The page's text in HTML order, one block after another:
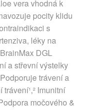
vera vhodná k
pocity klidu
s
léky na
DGL
a střevní výstelky
trávení a
Imunitní
močového &